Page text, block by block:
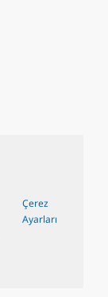
Çerez
Ayarları